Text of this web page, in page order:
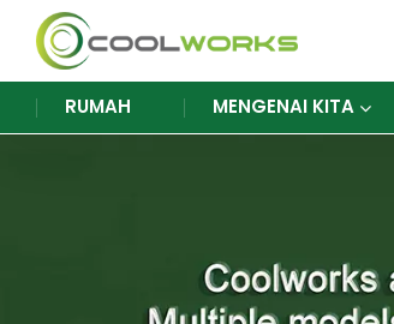
RUMAH MENGENAI KITA